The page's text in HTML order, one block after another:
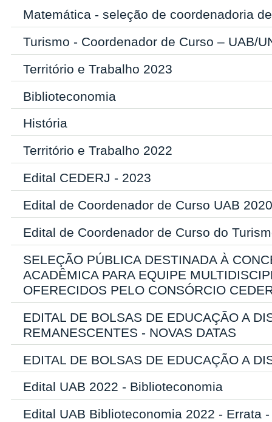
Matemática - seleção de coordenadoria
Turismo - Coordenador de Curso – UAB/
Território e Trabalho 2023
Biblioteconomia
História
Território e Trabalho 2022
Edital CEDERJ - 2023
Edital de Coordenador de Curso UAB 2020
Edital de Coordenador de Curso do
SELEÇÃO PÚBLICA DESTINADA À
ACADÊMICA PARA EQUIPE
OFERECIDOS PELO CONSÓRCIO
EDITAL DE BOLSAS DE EDUCAÇÃO A
REMANESCENTES - NOVAS DATAS
EDITAL DE BOLSAS DE EDUCAÇÃO A
Edital UAB 2022 - Biblioteconomia
Edital UAB Biblioteconomia 2022 - Errata